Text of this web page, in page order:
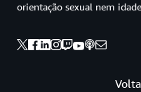
orientação sexual nem